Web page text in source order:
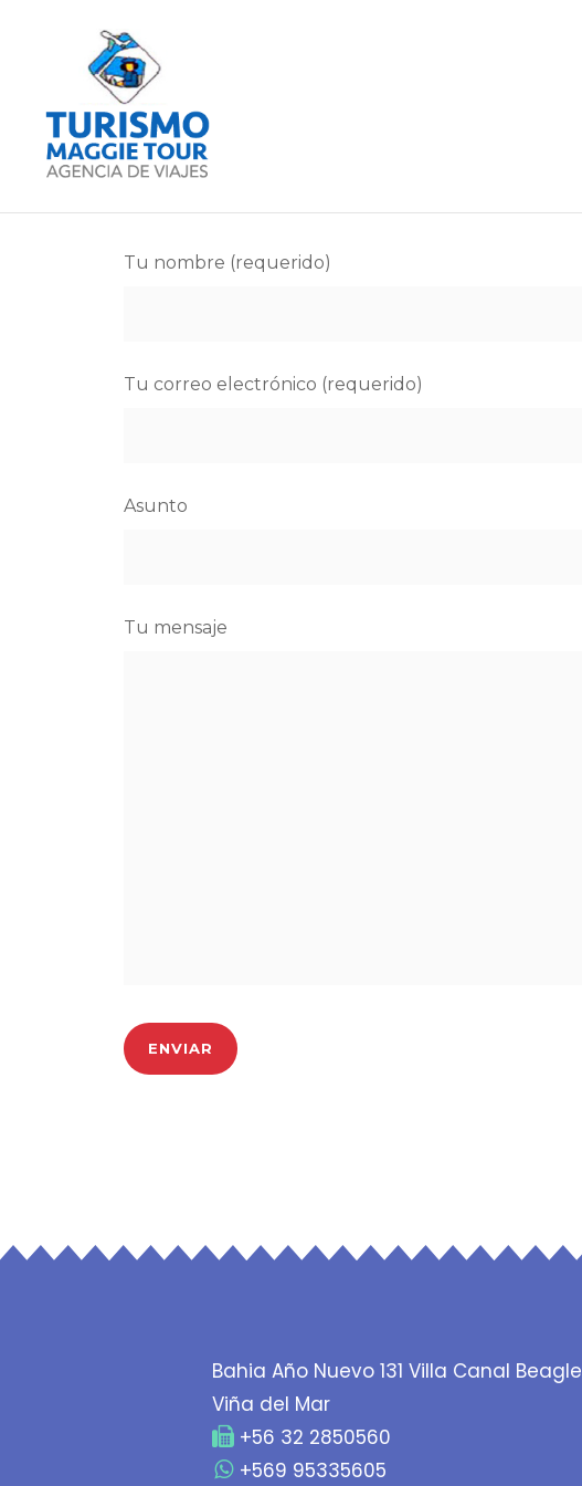
Tu nombre (requerido)
Tu correo electrónico (requerido)
Asunto
Tu mensaje
Bahia Año Nuevo 131 Villa Canal Beagle
Viña del Mar
+56 32 2850560
+569 95335605